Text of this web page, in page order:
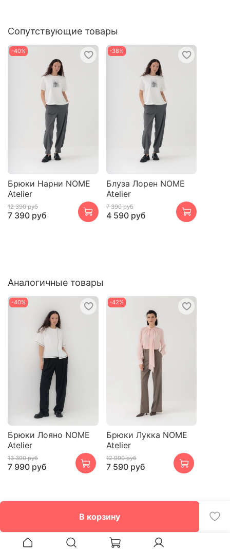
В корзину
Сопутствующие товары
-40%
Брюки Нарни NOME
Atelier
12 390 руб
7 390 руб
-38%
Блуза Лорен NOME
Atelier
7 390 руб
4 590 руб
Аналогичные товары
-40%
Брюки Лояно NOME
Atelier
13 390 руб
7 990 руб
-42%
Брюки Лукка NOME
Atelier
12 990 руб
7 590 руб